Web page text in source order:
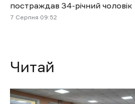
постраждав 34-річний чоловік
7 Cерпня 09:52
Читай